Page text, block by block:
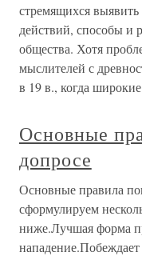
стремящихся
действий, способы и
общества. Хотя
мыслителей с
в 19 в., когда широкие
Основные
допросе
Основные правила
сформулируем
ниже.Лучшая форма
нападение.Побеждает